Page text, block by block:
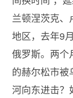
兰顿涅茨克、
地区，去年9
俄罗斯。两个
的赫尔松市被
河向东进击？